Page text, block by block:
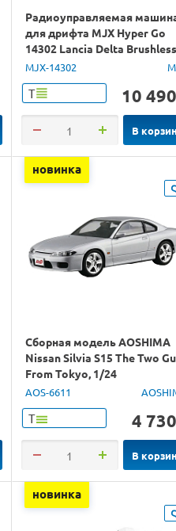
Радиоуправляемая
для дрифта MJX Hyper Go
14302 Lancia Delta Brushless
4WD 2.4G LED 1/14 RTR
MJX-14302
Т 10 490
В
новинка
Сборная модель AOSHIMA
Nissan Silvia S15 The Two
From Tokyo, 1/24
AOS-6611
Т 4 730
В
новинка